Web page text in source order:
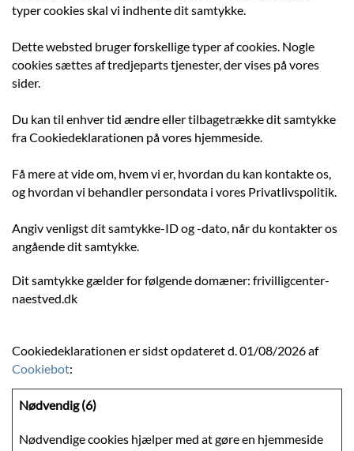
typer cookies skal vi indhente dit samtykke.
Dette websted bruger forskellige typer af cookies. Nogle
cookies sættes af tredjeparts tjenester, der vises på vores
sider.
Du kan til enhver tid ændre eller tilbagetrække dit samtykke
fra Cookiedeklarationen på vores hjemmeside.
Få mere at vide om, hvem vi er, hvordan du kan kontakte os,
og hvordan vi behandler persondata i vores Privatlivspolitik.
Angiv venligst dit samtykke-ID og -dato, når du kontakter os
angående dit samtykke.
Dit samtykke gælder for følgende domæner: frivilligcenter-
naestved.dk
Cookiedeklarationen er sidst opdateret d. 01/08/2026 af
Cookiebot:
Nødvendig (6)
Nødvendige cookies hjælper med at gøre en hjemmeside